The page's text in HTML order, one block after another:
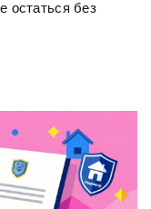
остаться без